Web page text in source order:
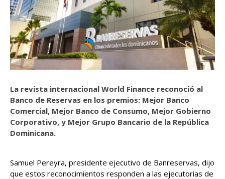
La revista internacional World Finance reconoció al
Banco de Reservas en los premios: Mejor Banco
Comercial, Mejor Banco de Consumo, Mejor Gobierno
Corporativo, y Mejor Grupo Bancario de la República
Dominicana.
Samuel Pereyra, presidente ejecutivo de Banreservas, dijo
que estos reconocimientos responden a las ejecutorias de